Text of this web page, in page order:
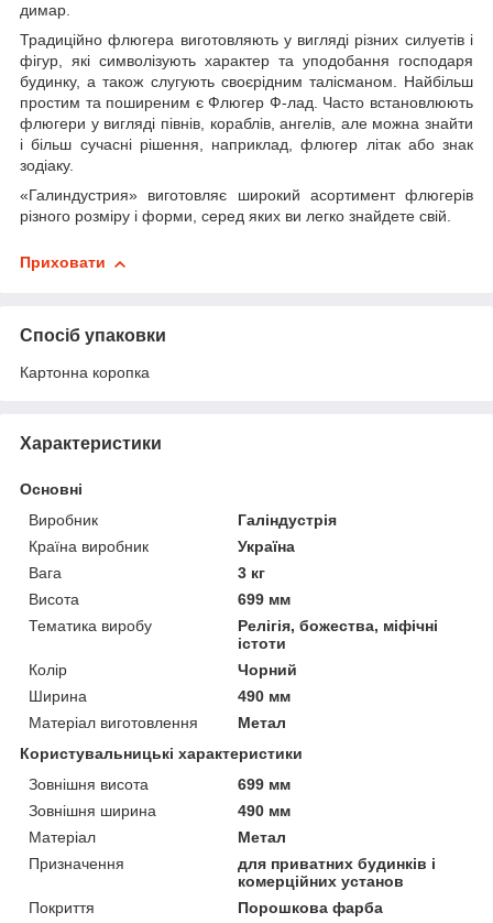
димар.
Традиційно флюгера виготовляють у вигляді різних силуетів і
фігур, які символізують характер та уподобання господаря
будинку, а також слугують своєрідним талісманом. Найбільш
простим та поширеним є Флюгер Ф-лад. Часто встановлюють
флюгери у вигляді півнів, кораблів, ангелів, але можна знайти
і більш сучасні рішення, наприклад, флюгер літак або знак
зодіаку.
«Галиндустрия» виготовляє широкий асортимент флюгерів
різного розміру і форми, серед яких ви легко знайдете свій.
Приховати
Спосіб упаковки
Картонна коропка
Характеристики
Основні
Виробник
Галіндустрія
Країна виробник
Україна
Вага
3 кг
Висота
699 мм
Тематика виробу
Релігія, божества, міфічні
істоти
Колір
Чорний
Ширина
490 мм
Матеріал виготовлення
Метал
Користувальницькі характеристики
Зовнішня висота
699 мм
Зовнішня ширина
490 мм
Матеріал
Метал
Призначення
для приватних будинків і
комерційних установ
Покриття
Порошкова фарба